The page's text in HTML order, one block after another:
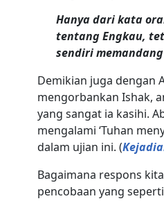
Hanya dari kata
tentang Engkau,
sendiri
Demikian juga dengan
mengorbankan Ishak,
yang sangat ia kasihi.
mengalami ‘Tuhan
dalam ujian ini. (
Bagaimana respons
pencobaan yang